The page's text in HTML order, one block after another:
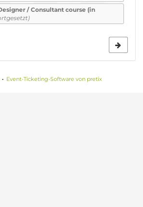
/ Con­sult­ant course (in
Event-Ticketing-Software von pretix